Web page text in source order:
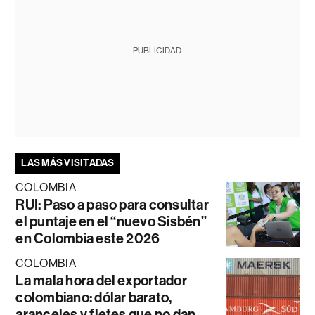
PUBLICIDAD
LAS MÁS VISITADAS
COLOMBIA
RUI: Paso a paso para consultar
el puntaje en el “nuevo Sisbén”
en Colombia este 2026
COLOMBIA
La mala hora del exportador
colombiano: dólar barato,